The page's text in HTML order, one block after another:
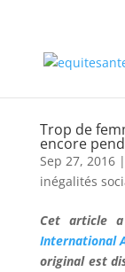
Trop de
encore
Sep 27, 2016|
inégalités
Cet article
International
original est